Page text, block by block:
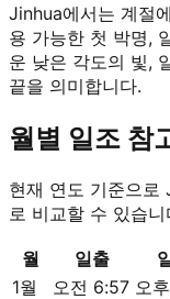
Jinhua에서는 계절
용 가능한 첫 박명,
운 낮은 각도의 빛,
끝을 의미합니다.
월별 일조 참
현재 연도 기준으로
로 비교할 수 있습니
월 일출
1월
오전 6:57 오